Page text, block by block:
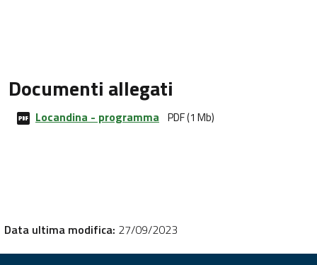
Documenti allegati
Locandina - programma PDF (1 Mb)
Data ultima modifica: 27/09/2023